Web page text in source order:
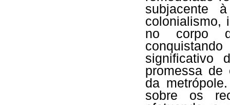
subjacente
colonialismo,
no corpo
significativo
promessa de
da
sobre os